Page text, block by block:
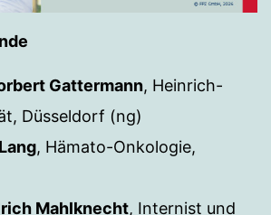
Gattermann, Heinrich-
Düsseldorf (ng)
, Hämato-Onkologie,
Mahlknecht, Internist und